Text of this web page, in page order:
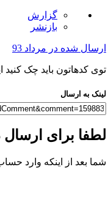
گزارش
بازنشر
ارسال شده در مرداد 93
توی کدهاتون باید چک
لینک به ارسال
لطفا برای ارسال
شما بعد از اینکه وارد